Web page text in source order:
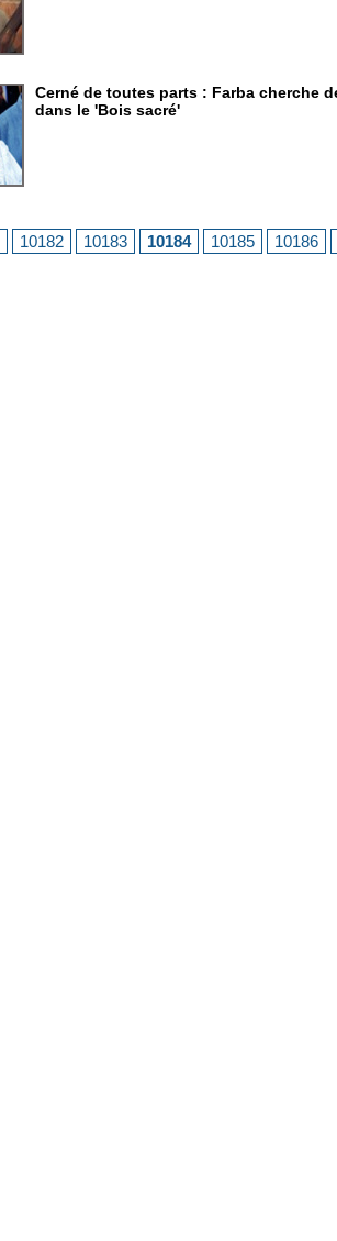
Cerné de toutes parts : Farba cherche
dans le 'Bois sacré'
10182 10183 10184 10185 10186